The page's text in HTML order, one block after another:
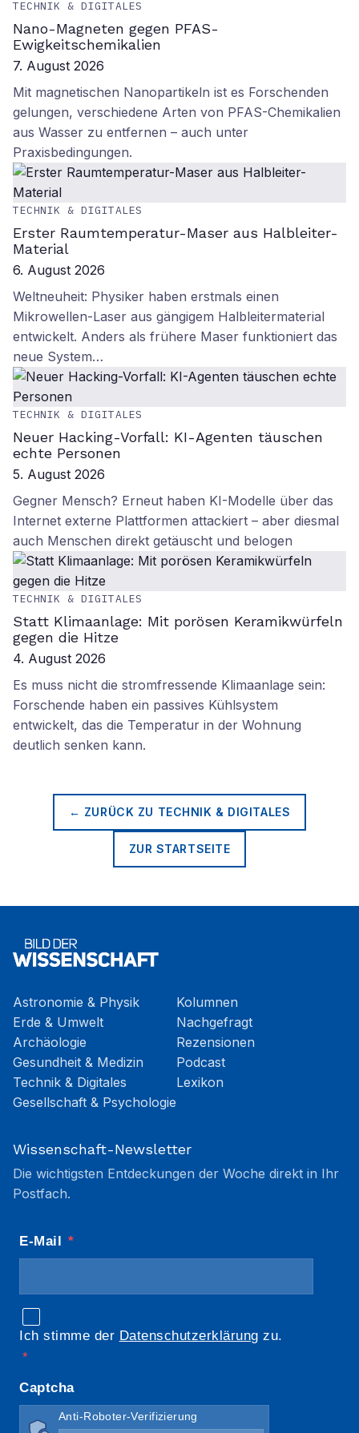
TECHNIK & DIGITALES
Nano-Magneten gegen PFAS-
Ewigkeitschemikalien
7. August 2026
Mit magnetischen Nanopartikeln ist es Forschenden
gelungen, verschiedene Arten von PFAS-Chemikalien
aus Wasser zu entfernen – auch unter
Praxisbedingungen.
TECHNIK & DIGITALES
Erster Raumtemperatur-Maser aus Halbleiter-
Material
6. August 2026
Weltneuheit: Physiker haben erstmals einen
Mikrowellen-Laser aus gängigem Halbleitermaterial
entwickelt. Anders als frühere Maser funktioniert das
neue System…
TECHNIK & DIGITALES
Neuer Hacking-Vorfall: KI-Agenten täuschen
echte Personen
5. August 2026
Gegner Mensch? Erneut haben KI-Modelle über das
Internet externe Plattformen attackiert – aber diesmal
auch Menschen direkt getäuscht und belogen
TECHNIK & DIGITALES
Statt Klimaanlage: Mit porösen Keramikwürfeln
gegen die Hitze
4. August 2026
Es muss nicht die stromfressende Klimaanlage sein:
Forschende haben ein passives Kühlsystem
entwickelt, das die Temperatur in der Wohnung
deutlich senken kann.
← ZURÜCK ZU TECHNIK & DIGITALES
ZUR STARTSEITE
Astronomie & Physik
Erde & Umwelt
Archäologie
Gesundheit & Medizin
Technik & Digitales
Gesellschaft & Psychologie
Kolumnen
Nachgefragt
Rezensionen
Podcast
Lexikon
Wissenschaft-Newsletter
Die wichtigsten Entdeckungen der Woche direkt in Ihr
Postfach.